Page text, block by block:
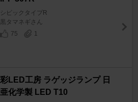
シビックタイプR
黒タマネギさん
75
1
彩LED工房 ラゲッジランプ 日
亜化学製 LED T10